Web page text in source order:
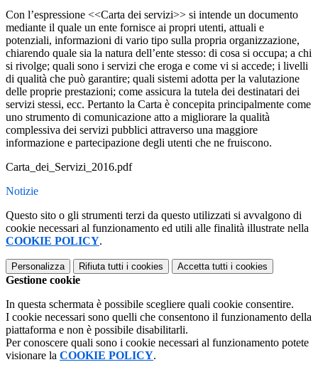
Con l’espressione <<Carta dei servizi>> si intende un documento
mediante il quale un ente fornisce ai propri utenti, attuali e
potenziali, informazioni di vario tipo sulla propria organizzazione,
chiarendo quale sia la natura dell’ente stesso: di cosa si occupa; a chi
si rivolge; quali sono i servizi che eroga e come vi si accede; i livelli
di qualità che può garantire; quali sistemi adotta per la valutazione
delle proprie prestazioni; come assicura la tutela dei destinatari dei
servizi stessi, ecc. Pertanto la Carta è concepita principalmente come
uno strumento di comunicazione atto a migliorare la qualità
complessiva dei servizi pubblici attraverso una maggiore
informazione e partecipazione degli utenti che ne fruiscono.
Carta_dei_Servizi_2016.pdf
Notizie
Questo sito o gli strumenti terzi da questo utilizzati si avvalgono di
cookie necessari al funzionamento ed utili alle finalità illustrate nella
COOKIE POLICY.
Personalizza Rifiuta tutti i cookies Accetta tutti i cookies
Gestione cookie
In questa schermata è possibile scegliere quali cookie consentire.
I cookie necessari sono quelli che consentono il funzionamento della
piattaforma e non è possibile disabilitarli.
Per conoscere quali sono i cookie necessari al funzionamento potete
visionare la COOKIE POLICY.